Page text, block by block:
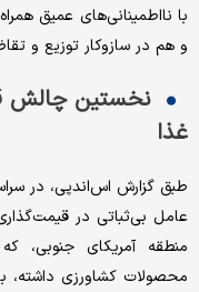
با نااطمینانی‌‌های عمیق
و هم در سازوکار توزیع و
نخستین چالش
غذا
طبق گزارش اس‌‌اند‌‌پی، در
عامل بی‌‌ثباتی در
منطقه آمریکای جنوبی،
محصولات کشاورزی داشته،